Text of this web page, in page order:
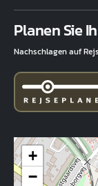
Planen Sie
Nachschlagen auf
+
−